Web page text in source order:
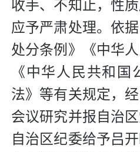
收手、不知止，性
应予严肃处理。依
处分条例》《中华
《中华人民共和
法》等有关规定，
会议研究并报自治
自治区纪委给予吕